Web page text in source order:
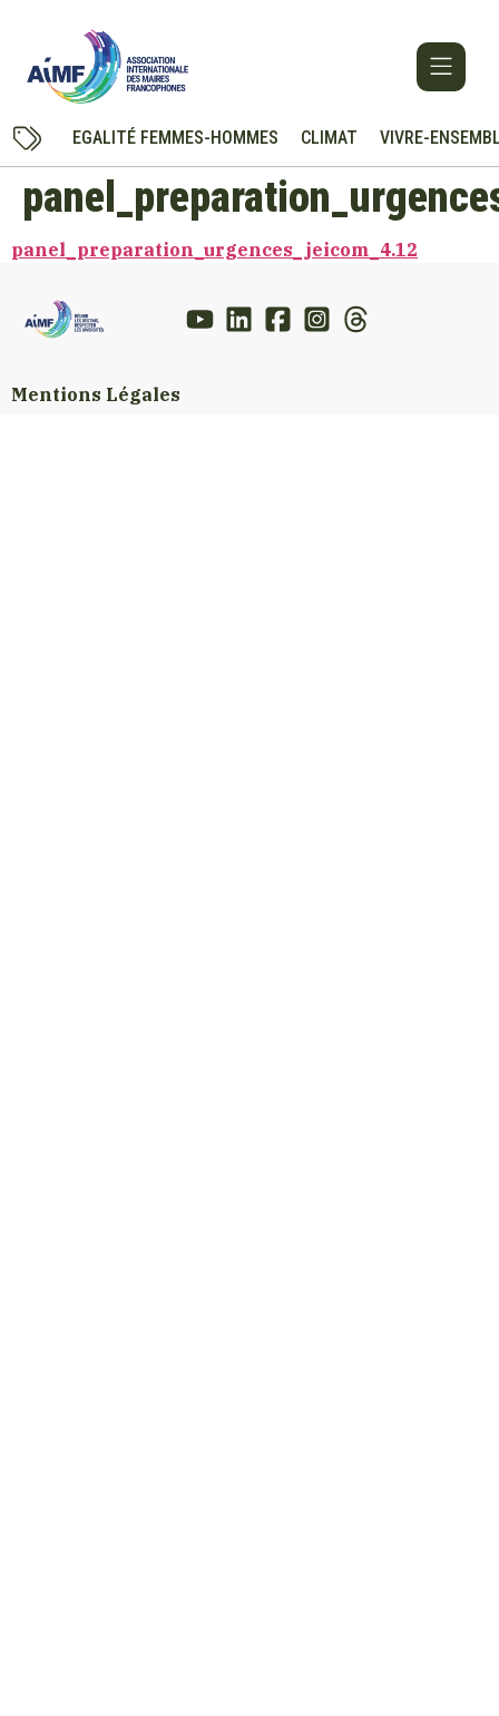
EGALITÉ FEMMES-HOMMES CLIMAT VIVRE-
panel_preparation_urgences_jeicom_4.12
Mentions Légales